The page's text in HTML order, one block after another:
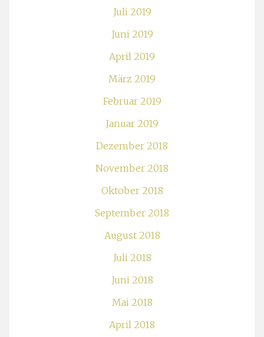
Juli 2019
Juni 2019
April 2019
März 2019
Februar 2019
Januar 2019
Dezember 2018
November 2018
Oktober 2018
September 2018
August 2018
Juli 2018
Juni 2018
Mai 2018
April 2018